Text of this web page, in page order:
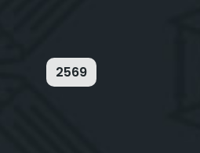
2569